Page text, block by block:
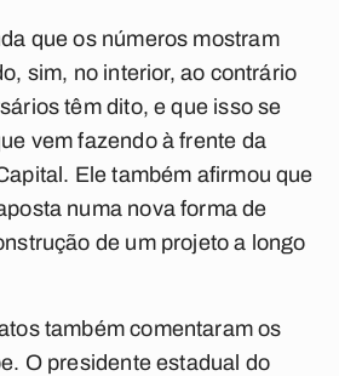
que os números mostram
sim, no interior, ao contrário
têm dito, e que isso se
vem fazendo à frente da
Ele também afirmou que
numa nova forma de
de um projeto a longo
também comentaram os
O presidente estadual do